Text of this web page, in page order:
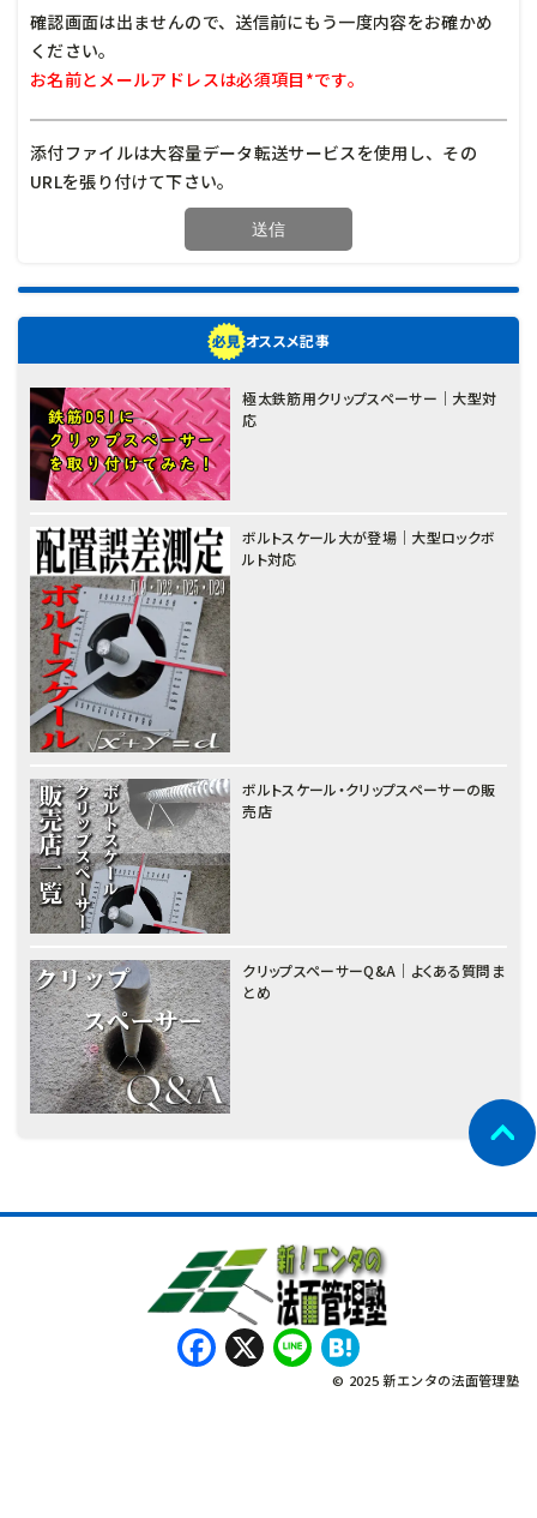
確認画面は出ませんので、送信前にもう一度内容をお確かめ
ください。
お名前とメールアドレスは必須項目*です。
添付ファイルは大容量データ転送サービスを使用し、その
URLを張り付けて下さい。
オススメ記事
極太鉄筋用クリップスペーサー｜大型対
応
ボルトスケール大が登場｜大型ロックボ
ルト対応
ボルトスケール・クリップスペーサーの販
売店
クリップスペーサーQ&A｜よくある質問ま
とめ
Facebook
X Line
© 2025 新エンタの法面管理塾